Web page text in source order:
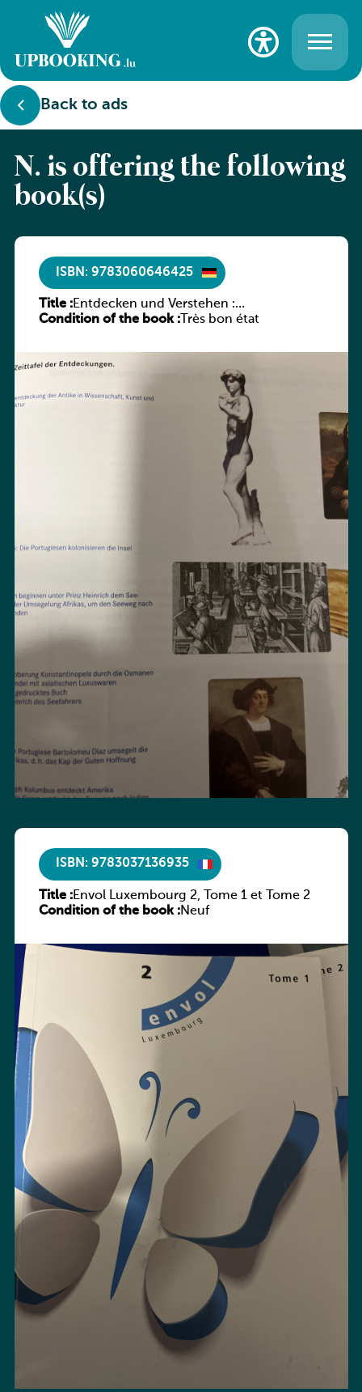
Back to ads
N. is offering the following
book(s)
ISBN: 9783060646425
Title :Entdecken und Verstehen :
Geschichtsbuch für den Technischen
2
Condition of the book :Très bon état
ISBN: 9783037136935
Title :Envol Luxembourg 2, Tome 1 et Tome 2
Condition of the book :Neuf